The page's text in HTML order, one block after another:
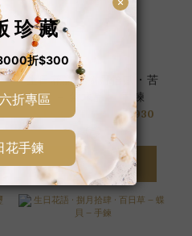
生日花語 • 捌月拾貳 • 苦
苣 – 紫水晶 – 手鍊
NT$2,580 ~ NT$2,930
加入購物車